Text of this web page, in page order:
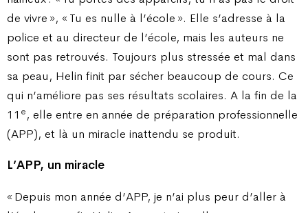
de vivre », « Tu es nulle à l’école ». Elle s’adresse à la
police et au directeur de l’école, mais les auteurs ne
sont pas retrouvés. Toujours plus stressée et mal dans
sa peau, Helin finit par sécher beaucoup de cours. Ce
qui n’améliore pas ses résultats scolaires. A la fin de la
11 e, elle entre en année de préparation professionnelle
(APP), et là un miracle inattendu se produit.
L’APP, un miracle
« Depuis mon année d’APP, je n’ai plus peur d’aller à